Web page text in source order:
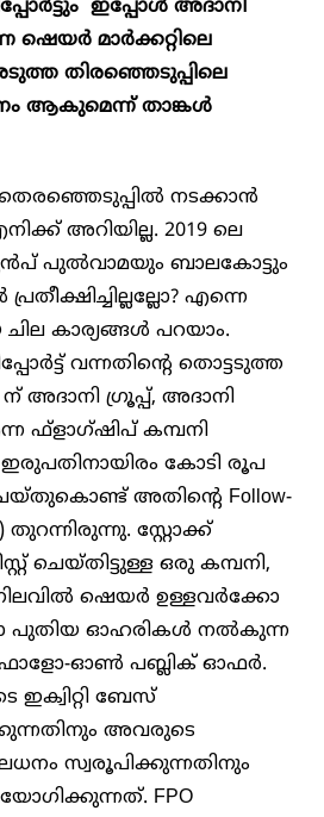
ഇപ്പോൾ അദാനി
ഷെയർ മാർക്കറ്റിലെ
തിരഞ്ഞെടുപ്പിലെ
ആകുമെന്ന് താങ്കൾ
നടക്കാൻ
അറിയില്ല. 2019 ലെ
പുൽവാമയും ബാലകോട്ടും
എന്നെ
കാര്യങ്ങൾ പറയാം.
വന്നതിന്റെ തൊട്ടടുത്ത
അദാനി ഗ്രൂപ്പ്, അദാനി
ഫ്‌ളാഗ്‌ഷിപ് കമ്പനി
കോടി രൂപ
അതിന്റെ Follow-
തുറന്നിരുന്നു. സ്റ്റോക്ക്
ചെയ്തിട്ടുള്ള ഒരു കമ്പനി,
ഷെയർ ഉള്ളവർക്കോ
പുതിയ ഓഹരികൾ നൽകുന്ന
ഓൺ പബ്ലിക് ഓഫർ.
ബേസ്
അവരുടെ
സ്വരൂപിക്കുന്നതിനും
FPO